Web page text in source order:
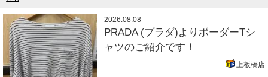
2026.08.08
PRADA (プラダ)よりボーダーTシ
ャツのご紹介です！
上板橋店